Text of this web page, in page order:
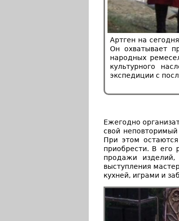
Артген на
Он охватывает
народных
культурного
экспедиции с
Ежегодно
свой
При этом
приобрести. В его
продажи изделий,
выступления
кухней, играми и